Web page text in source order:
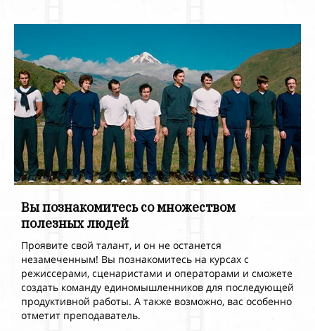
Вы познакомитесь со множеством
полезных людей
Проявите свой талант, и он не останется
незамеченным! Вы познакомитесь на курсах с
режиссерами, сценаристами и операторами и сможете
создать команду единомышленников для последующей
продуктивной работы. А также возможно, вас особенно
отметит преподаватель.